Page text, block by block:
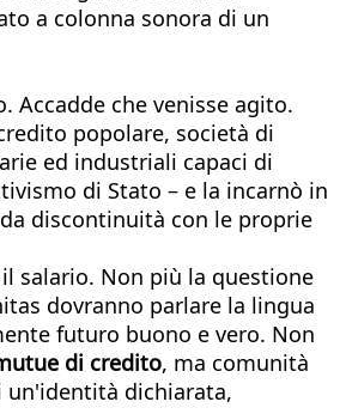
a colonna sonora di un
Accadde che venisse agito.
popolare, società di
ed industriali capaci di
di Stato – e la incarnò in
discontinuità con le proprie
salario. Non più la questione
dovranno parlare la lingua
futuro buono e vero. Non
di credito, ma comunità
un'identità dichiarata,